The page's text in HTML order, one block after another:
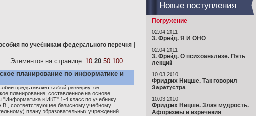
по учебникам федерального перечня
Элементов на странице: 10 20 50 100
планирование по информатике и
представляет собой развернутое
планирование, составленное на основе
"Информатика и ИКТ" 1-4 класс по учебнику
соответствующее базисному учебному
плану образовательных учреждений ...
Новые поступления
Погружение
02.04.2011
3. Фрейд. Я И ОНО
02.04.2011
3. Фрейд. О психоанализе. Пять
лекций
10.03.2010
Фридрих Ницше. Так говорил
Заратустра
10.03.2010
Фридрих Ницше. Злая мудрость.
Афоризмы и изречения